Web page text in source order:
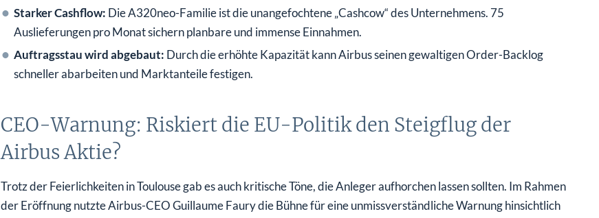
Starker Cashflow: Die A320neo-Familie ist die unangefochtene „Cashcow“ des Unternehmens. 75
Auslieferungen pro Monat sichern planbare und immense Einnahmen.
Auftragsstau wird abgebaut: Durch die erhöhte Kapazität kann Airbus seinen gewaltigen Order-Backlog
schneller abarbeiten und Marktanteile festigen.
CEO-Warnung: Riskiert die EU-Politik den Steigflug der
Airbus Aktie?
Trotz der Feierlichkeiten in Toulouse gab es auch kritische Töne, die Anleger aufhorchen lassen sollten. Im Rahmen
der Eröffnung nutzte Airbus-CEO Guillaume Faury die Bühne für eine unmissverständliche Warnung hinsichtlich